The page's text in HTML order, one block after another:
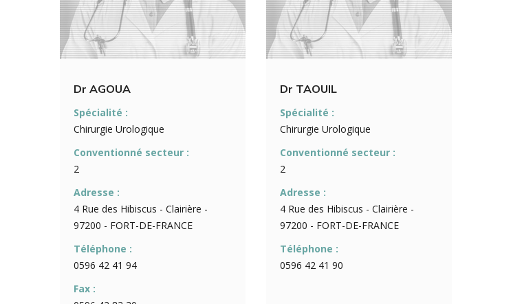
Dr AGOUA
Spécialité :
Chirurgie Urologique
Conventionné secteur :
2
Adresse :
4 Rue des Hibiscus - Clairière -
97200 - FORT-DE-FRANCE
Téléphone :
0596 42 41 94
Fax :
Dr TAOUIL
Spécialité :
Chirurgie Urologique
Conventionné secteur :
2
Adresse :
4 Rue des Hibiscus - Clairière -
97200 - FORT-DE-FRANCE
Téléphone :
0596 42 41 90